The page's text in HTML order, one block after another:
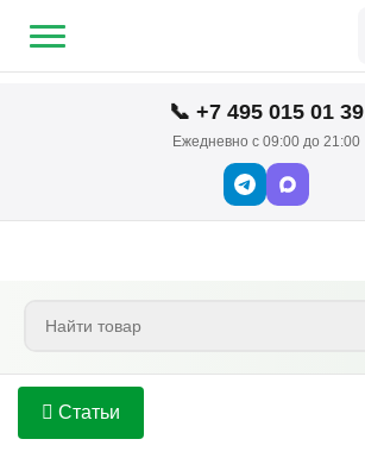
📞 +7 495 015 01 39
Ежедневно с 09:00 до 21:00
Статьи